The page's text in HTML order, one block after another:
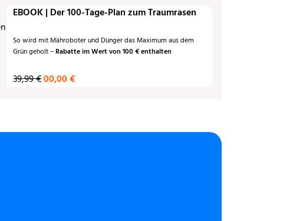
EBOOK | Der 100-Tage-Plan zum Traumrasen
So wird mit Mähroboter und Dünger das Maximum aus dem
Grün geholt –Rabatte im Wert von 100 € enthalten
39,99 €00,00 €